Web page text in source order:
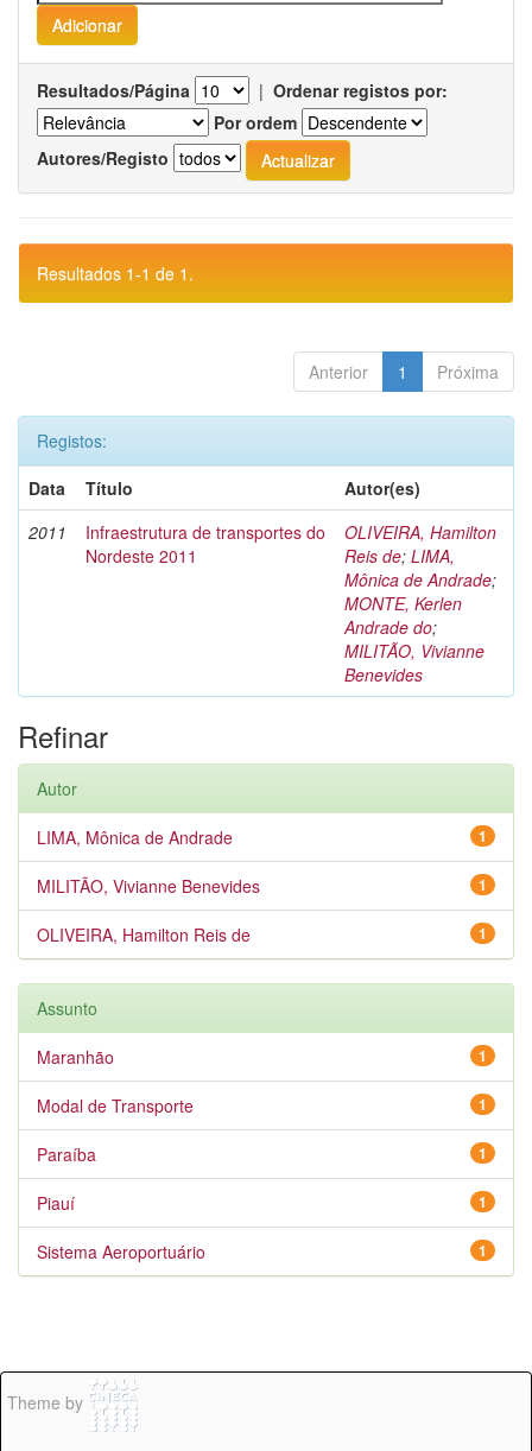
Resultados/Página | Ordenar registos por:
Por ordem
Autores/Registo
Resultados 1-1 de 1.
Anterior 1 Próxima
Registos:
Data
Título
Autor(es)
2011
Infraestrutura de transportes do
Nordeste 2011
OLIVEIRA, Hamilton
Reis de; LIMA,
Mônica de Andrade;
MONTE, Kerlen
Andrade do;
MILITÃO, Vivianne
Benevides
Refinar
Autor
1
LIMA, Mônica de Andrade
1
MILITÃO, Vivianne Benevides
1
OLIVEIRA, Hamilton Reis de
Assunto
1
Maranhão
1
Modal de Transporte
1
Paraíba
1
Piauí
1
Sistema Aeroportuário
Theme by